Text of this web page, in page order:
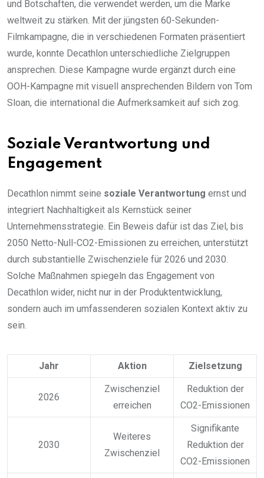
und Botschaften, die verwendet werden, um die Marke
weltweit zu stärken. Mit der jüngsten 60-Sekunden-
Filmkampagne, die in verschiedenen Formaten präsentiert
wurde, konnte Decathlon unterschiedliche Zielgruppen
ansprechen. Diese Kampagne wurde ergänzt durch eine
OOH-Kampagne mit visuell ansprechenden Bildern von Tom
Sloan, die international die Aufmerksamkeit auf sich zog.
Soziale Verantwortung und
Engagement
Decathlon nimmt seine soziale Verantwortung ernst und
integriert Nachhaltigkeit als Kernstück seiner
Unternehmensstrategie. Ein Beweis dafür ist das Ziel, bis
2050 Netto-Null-CO2-Emissionen zu erreichen, unterstützt
durch substantielle Zwischenziele für 2026 und 2030.
Solche Maßnahmen spiegeln das Engagement von
Decathlon wider, nicht nur in der Produktentwicklung,
sondern auch im umfassenderen sozialen Kontext aktiv zu
sein.
Jahr Aktion Zielsetzung
2026
Zwischenziel
erreichen
Reduktion der
CO2-Emissionen
2030
Weiteres
Zwischenziel
Signifikante
Reduktion der
CO2-Emissionen